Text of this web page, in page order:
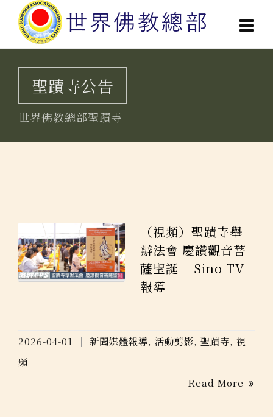
聖蹟寺公告
世界佛教總部聖蹟寺
（視頻）聖蹟寺舉
辦法會 慶讚觀音菩
薩聖誕 – Sino TV
報導
2026-04-01 新聞媒體報導, 活動剪影, 聖蹟寺, 視
頻
Read More